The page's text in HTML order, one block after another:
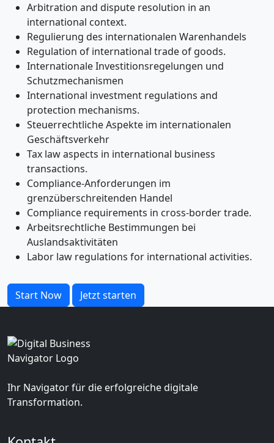
Arbitration and dispute resolution in an
international context.
Regulierung des internationalen Warenhandels
Regulation of international trade of goods.
Internationale Investitionsregelungen und
Schutzmechanismen
International investment regulations and
protection mechanisms.
Steuerrechtliche Aspekte im internationalen
Geschäftsverkehr
Tax law aspects in international business
transactions.
Compliance-Anforderungen im
grenzüberschreitenden Handel
Compliance requirements in cross-border trade.
Arbeitsrechtliche Bestimmungen bei
Auslandsaktivitäten
Labor law regulations for international activities.
Start Now Jetzt starten
Ihr Navigator für die erfolgreiche digitale
Transformation.